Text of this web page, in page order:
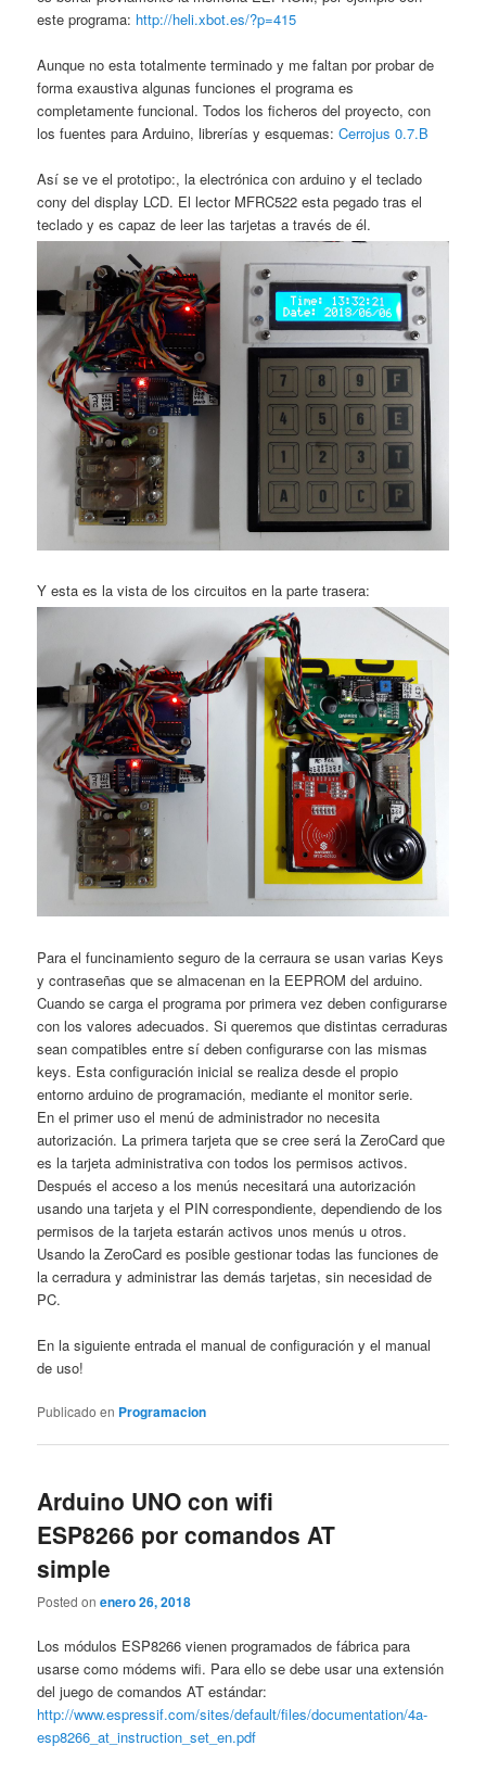
este programa: http://heli.xbot.es/?p=415
Aunque no esta totalmente terminado y me faltan por probar de
forma exaustiva algunas funciones el programa es
completamente funcional. Todos los ficheros del proyecto, con
los fuentes para Arduino, librerías y esquemas:Cerrojus 0.7.B
Así se ve el prototipo:, la electrónica con arduino y el teclado
cony del display LCD. El lector MFRC522 esta pegado tras el
teclado y es capaz de leer las tarjetas a través de él.
Y esta es la vista de los circuitos en la parte trasera:
Para el funcinamiento seguro de la cerraura se usan varias Keys
y contraseñas que se almacenan en la EEPROM del arduino.
Cuando se carga el programa por primera vez deben configurarse
con los valores adecuados. Si queremos que distintas cerraduras
sean compatibles entre sí deben configurarse con las mismas
keys. Esta configuración inicial se realiza desde el propio
entorno arduino de programación, mediante el monitor serie.
En el primer uso el menú de administrador no necesita
autorización. La primera tarjeta que se cree será la ZeroCard que
es la tarjeta administrativa con todos los permisos activos.
Después el acceso a los menús necesitará una autorización
usando una tarjeta y el PIN correspondiente, dependiendo de los
permisos de la tarjeta estarán activos unos menús u otros.
Usando la ZeroCard es posible gestionar todas las funciones de
la cerradura y administrar las demás tarjetas, sin necesidad de
PC.
En la siguiente entrada el manual de configuración y el manual
de uso!
Publicado en Programacion
Arduino UNO con wifi
ESP8266 por comandos AT
simple
Posted onenero 26, 2018
Los módulos ESP8266 vienen programados de fábrica para
usarse como módems wifi. Para ello se debe usar una extensión
del juego de comandos AT estándar:
http://www.espressif.com/sites/default/files/documentation/4a-
esp8266_at_instruction_set_en.pdf